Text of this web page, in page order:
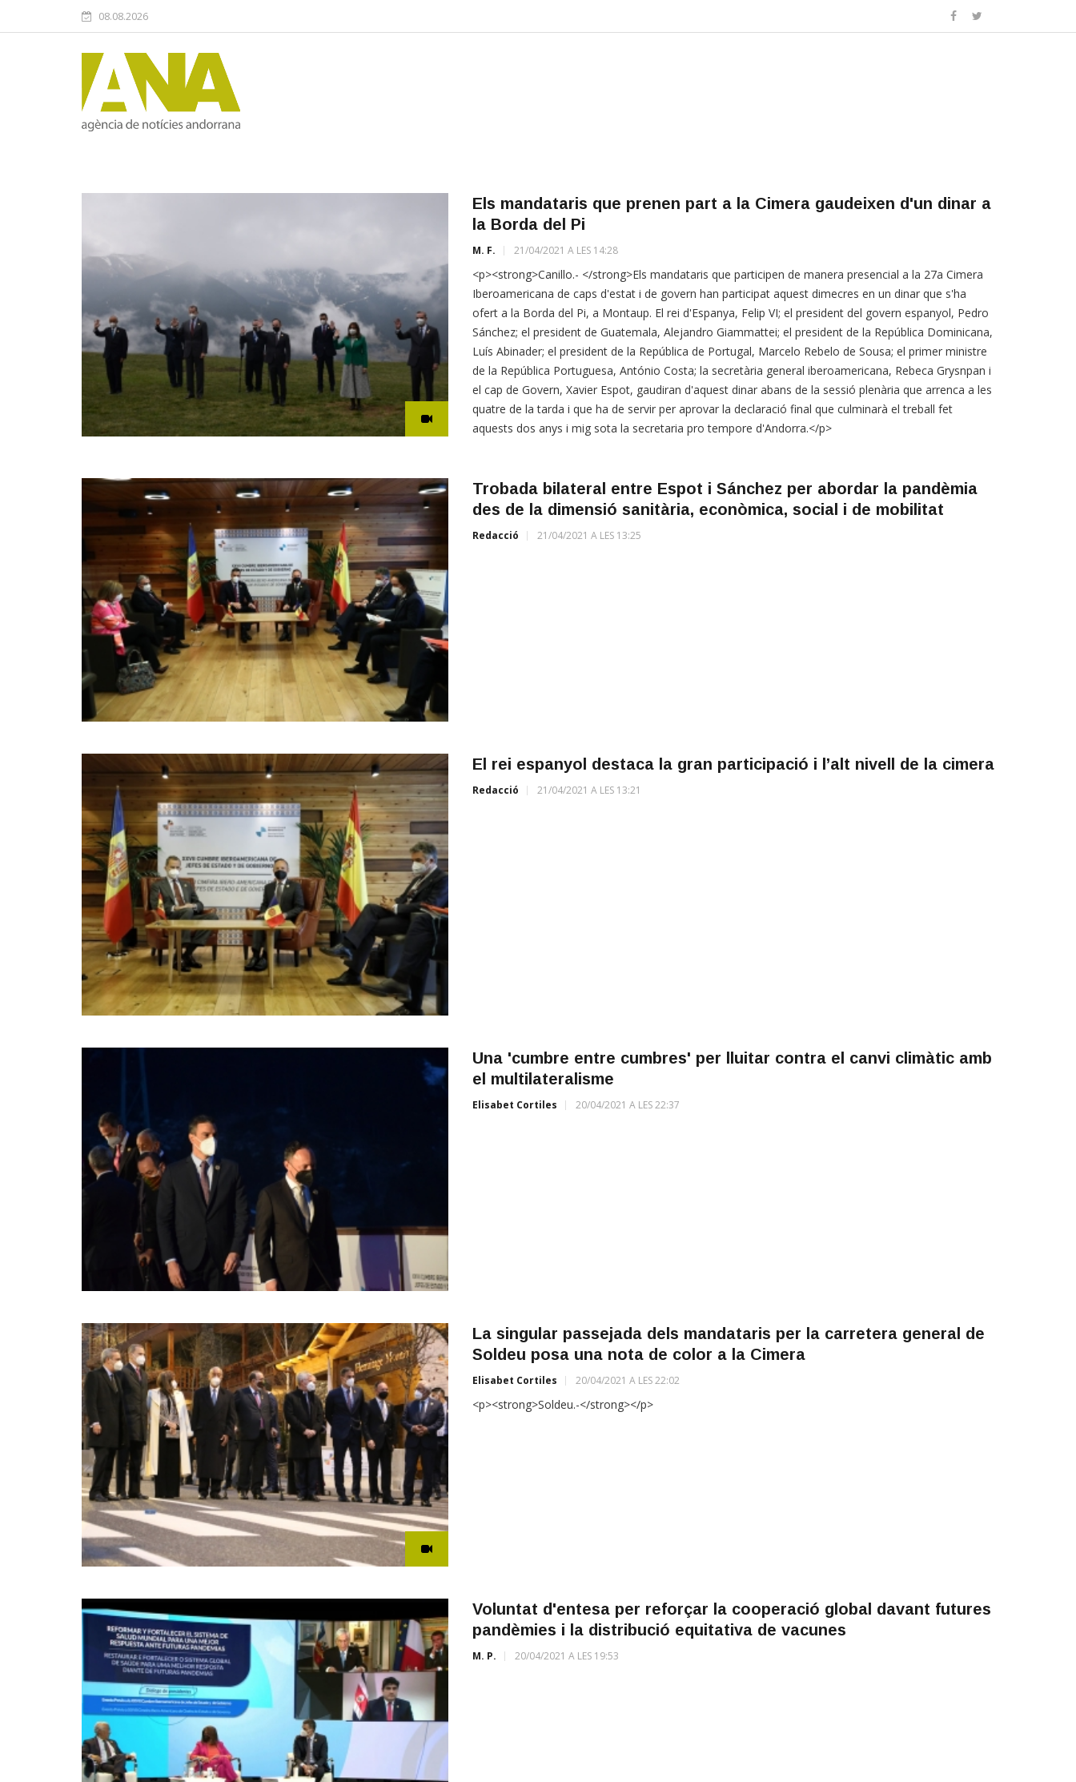
08.08.2026
Els mandataris que prenen part a la Cimera gaudeixen d'un dinar a
la Borda del Pi
M. F. 21/04/2021 A LES 14:28
<p><strong>Canillo.- </strong>Els mandataris que participen de manera presencial a la 27a Cimera
Iberoamericana de caps d'estat i de govern han participat aquest dimecres en un dinar que s'ha
ofert a la Borda del Pi, a Montaup. El rei d'Espanya, Felip VI; el president del govern espanyol, Pedro
Sánchez; el president de Guatemala, Alejandro Giammattei; el president de la República Dominicana,
Luís Abinader; el president de la República de Portugal, Marcelo Rebelo de Sousa; el primer ministre
de la República Portuguesa, António Costa; la secretària general iberoamericana, Rebeca Grysnpan i
el cap de Govern, Xavier Espot, gaudiran d'aquest dinar abans de la sessió plenària que arrenca a les
quatre de la tarda i que ha de servir per aprovar la declaració final que culminarà el treball fet
aquests dos anys i mig sota la secretaria pro tempore d'Andorra.</p>
Trobada bilateral entre Espot i Sánchez per abordar la pandèmia
des de la dimensió sanitària, econòmica, social i de mobilitat
Redacció 21/04/2021 A LES 13:25
El rei espanyol destaca la gran participació i l’alt nivell de la cimera
Redacció 21/04/2021 A LES 13:21
Una 'cumbre entre cumbres' per lluitar contra el canvi climàtic amb
el multilateralisme
Elisabet Cortiles 20/04/2021 A LES 22:37
La singular passejada dels mandataris per la carretera general de
Soldeu posa una nota de color a la Cimera
Elisabet Cortiles 20/04/2021 A LES 22:02
<p><strong>Soldeu.-</strong></p>
Voluntat d'entesa per reforçar la cooperació global davant futures
pandèmies i la distribució equitativa de vacunes
M. P. 20/04/2021 A LES 19:53